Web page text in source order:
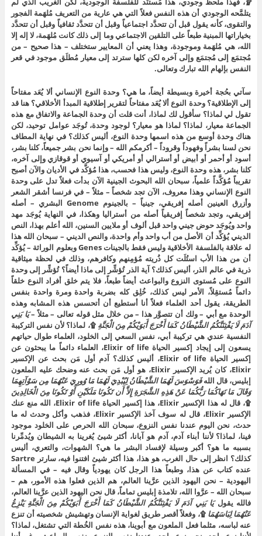
يتلمَّحه الوجودي أن هذه النفس فعلاً التي هي عارية من التعريف مُلهَمة الفجور
والتقوى، كأنه يقول قبل أن تتحدَّد اجتماعياً وقبل أن تتحدَّد ثقافياً وقبل أن تتحدَّد
بخياراتها المبنية طبعاً على التلقين الاجتماعي وما إلى ذلك كانت مُلهَمة، لا إله إلا
الله، هي مُلهَمة وموجودة، وهذا يعني أن المعايير ستختلف – هذا صحيح – من
مُجتمَع إلى مُجتمَع وإلى آخره لكن كلها سترتد إلى معيار مُطلَق موجود في قعر
النفس بإلهام الله تبارك وتعالى.
سآتي بحُجة أخيرة وبسيطة أيضاً، ما هي؟ وحدة النوع الإنساني ألا يُعَد مفتاحاً
إلى الإطلاقية؟ وحدة النوع ألا يُعَد مفتاحاً لتقرير إطلاقية المبدأ الأخلاقي؟ هنا قد
تقول لي لماذا؟ سأقول لك لماذا، أنت قلت أن وحدة الجماعة والاتفاق مع هذه
الجماعة معيار، لماذا؟ لماذا هو معيار؟ لوجود وحدة، تُوجَد عوامل توحيد، لكن
هناك وحدة أوسع من هذه اسمها وحدة النوع، أليس كذلك؟ في نهاية المطاف
نحن لسنا بشراً وفهوداً وقروداً – أكرمكم الله – وإنما نحن بشر جميعاً، كلنا بشر،
أسود أو أحمر أو أبيض أو أسترالي أو أمريكي أو آسيوي أو قوقازي وإلى آخره،
كلنا بشر، هذه وحدة النوع، وليس هذا فحسب، هذا مُؤكَّد في الأديان والآن أصبح
تقريباً مُؤكَّداً علمياً، سبحان الله البحوث الجينية الآن بدأت فعلاً تدل على وحدة
النوع الإنساني وهذا معروف، الآن تجد شخصاً – مثلاً – في فرنسا أشقر الشعر
وأزرق العينين أصله إفريقي، جينياً – بالجينوم Genome البشري – أصله
إفريقي، وتجد شخصاً إفريقياً أصله من أستراليا وهكذا، في النهاية يُوجَد مهد
واحد ويُوجَد حوض جيني واحد قبل ألوف أو ملايين السنين، الله أعلم بهذا، النص
الديني يُؤكِّد أن الأصل من أب واحد وأم واحدة، والنص الديني – سبحان الله هذا
له علاقة بالفلسفة الأخلاقية وليس فقط بالجينات Genes وبعلوم الوراثة – يُؤكِّد
أن من هذا الأب استُلَت كل ذُريته مُؤمِنهم وكافرهم، وذلك في لحظة ميثاقية
ذرية في عالم الذر، أليس كذلك؟ آية الذر تُؤشِّر إلى ماذا أيضاً؟ تُؤشِّر إلى وحدة
النوع على مُستوى النزوع والبواعث أيضاً طبعاً، فلا يتم خلق أفراد النوع خلقاً
دائماً مُستقِلاً، الأمر ليس كذلك، خُلِق كله بضربة واحدة ومرة واحدة بنفس
الطريقة، يقول أحد العلماء فعلاً أنا أستطيع أن أتحسس هذه المشابه وهذه
الوحدة مع أبي – ولك أن تتصوَّر هذا – من خلال مثل قوله تعالى – مثلاً –يَا بَنِي
آدَمَ لَا يَفْتِنَنَّكُمُ الشَّيْطَانُ كَمَا أَخْرَجَ أَبَوَيْكُمْ مِنَ الْجَنَّةِ۩، لماذا؟ لأن نفس التركيبة
النفسية عندي هي تركيبة أبي، نفس السعي إلى الخلود، العلماء طوال حياتهم
يسعون إلى إيجاد إكسير الحياة Elixir of life، العلماء دائماً ما يبحثون عن
إكسير الحياة Elixir of life، أليس كذلك؟ آدم أول مَن بحث عن الإكسير
Elixir، كان يُريد الإكسير Elixir، هو أول مَن بحث عنه وضحك عليه الملعون
إبليس، قال اللهفَوَسْوَسَ لَهُمَا الشَّيْطَانُ لِيُبْدِيَ لَهُمَا مَا وُورِيَ عَنْهُمَا مِن سَوْآتِهِمَا
وَقَالَ مَا نَهَاكُمَا رَبُّكُمَا عَنْ هَذِهِ الشَّجَرَةِ إِلاَّ أَن تَكُونَا مَلَكَيْنِ أَوْ تَكُونَا مِنَ الْخَالِدِينَ
۩، قال له هذا الإكسير Elixir، هذا إكسير الحياة Elixir of life، الله منع عنك
الإكسير Elixir، قال له سوف آخذ الإكسير Elixir، فذهب وأكل وحدث له ما
حدث، نحن اليوم عندنا نفس النزوع، سبحان الله الحرص على الخلود موجود
فينا، لماذا؟ لأننا أبناء آدم، آدم هو آبانا، أكثر شيئ يُغرينا به الشيطان ويُدمِّرنا
بسببه ما هو؟ أكبر وسيلة لإفساد البشر ما هي؟ الشهوات، والتعري، أليس
كذلك؟ انظر إلى حال الغرب، هو هذا، هذا أكثر شيئ افتنوا فيه، سارتر Sartre
عنده كتاب عن هذا، وطبعاً هذا الرجل كان يهودياً وقال فيه – في المسألة
اليهودية – نحن اليهود الذين عرَّينا العالم، هم الذين فعلوا هذه الأمور، هم –
سبحان الله – عرَّوا الله، تلامذة إبليس تماماً، قال نحن اليهود الذين عرَّينا العالم،
فالله يقوليَا بَنِي آدَمَ لَا يَفْتِنَنَّكُمُ الشَّيْطَانُ كَمَا أَخْرَجَ أَبَوَيْكُمْ مِنَ الْجَنَّةِ يَنْزِعُ
عَنْهُمَا لِبَاسَهُمَا۩، وفعلاً أقصر طريق لغواية الإنسان وتهشيش شخصيته أن تنزع
عنه لباسه، مثلما فعل الملعون مع أبوينا، هذه نفس الخُطة التي تشتغل، لماذا؟